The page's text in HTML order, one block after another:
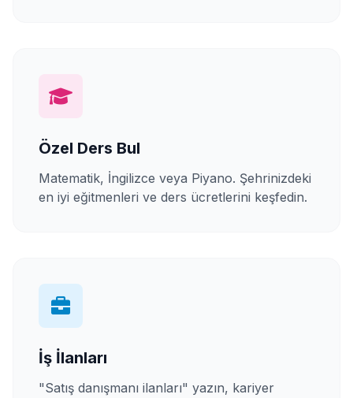
Özel Ders Bul
Matematik, İngilizce veya Piyano. Şehrinizdeki
en iyi eğitmenleri ve ders ücretlerini keşfedin.
İş İlanları
"Satış danışmanı ilanları" yazın, kariyer